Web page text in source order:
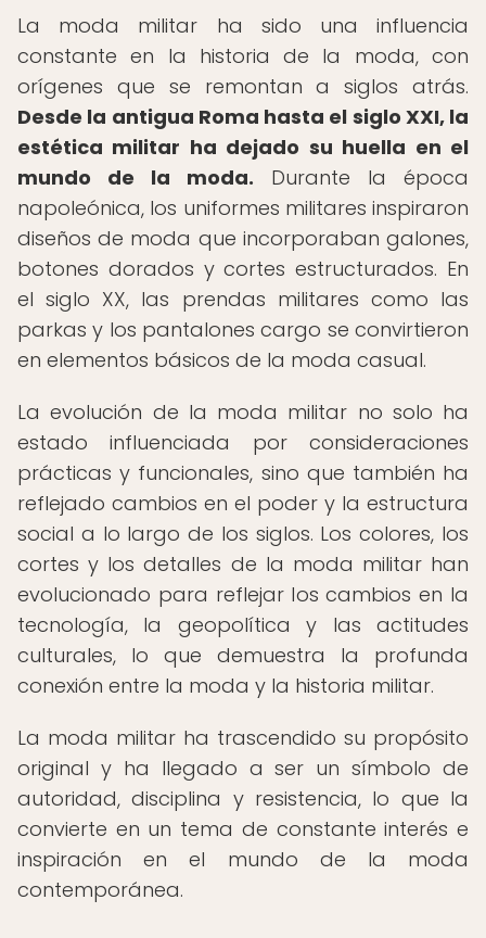
La moda militar ha sido una influencia
constante en la historia de la moda, con
orígenes que se remontan a siglos atrás.
Desde la antigua Roma hasta el siglo XXI, la
estética militar ha dejado su huella en el
mundo de la moda. Durante la época
napoleónica, los uniformes militares inspiraron
diseños de moda que incorporaban galones,
botones dorados y cortes estructurados. En
el siglo XX, las prendas militares como las
parkas y los pantalones cargo se convirtieron
en elementos básicos de la moda casual.
La evolución de la moda militar no solo ha
estado influenciada por consideraciones
prácticas y funcionales, sino que también ha
reflejado cambios en el poder y la estructura
social a lo largo de los siglos. Los colores, los
cortes y los detalles de la moda militar han
evolucionado para reflejar los cambios en la
tecnología, la geopolítica y las actitudes
culturales, lo que demuestra la profunda
conexión entre la moda y la historia militar.
La moda militar ha trascendido su propósito
original y ha llegado a ser un símbolo de
autoridad, disciplina y resistencia, lo que la
convierte en un tema de constante interés e
inspiración en el mundo de la moda
contemporánea.